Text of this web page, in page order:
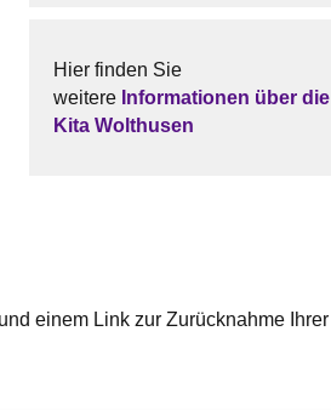
Hier finden Sie
weitere Informationen über die
Kita Wolthusen
einem Link zur Zurücknahme Ihrer